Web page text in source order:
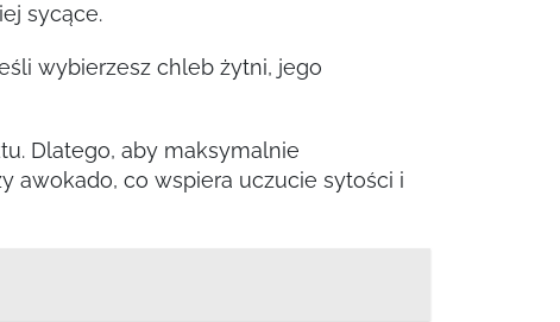
sycące.
wybierzesz chleb żytni, jego
Dlatego, aby maksymalnie
awokado, co wspiera uczucie sytości i